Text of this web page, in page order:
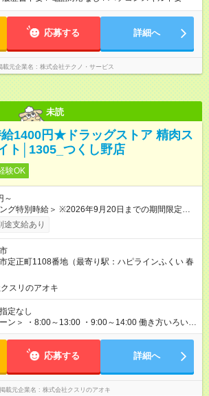
応募する 詳細へ
載元企業名 株式会社テクノ・サービス
未読
1400円★ドラッグストア 精肉ス
ト│1305_つくし野店
験OK
～
グ特別時給＞ ※2026年9月20日までの期間限定特
時給1400円 ※2026年9月21日～通常時給
1053円 ※日祝は時給100円ＵＰ！ 22時
訳 手当60円＋調整手当40円） ※2026年9月21日～
件に対応できる方時給UP★ 8:00～17:00＋247円
舗へのヘルプが可能な方 【試用期間】試用
途支給あり
定正町1108番地（最寄り駅：ハピラインふくい 春
スリのアオキ
定なし
ン＞ ・8:00～13:00 ・9:00～14:00 働き方いろいろ
～の勤務も大丈夫！ ※1日の実働時間が法定労働時
応募する 詳細へ
掲載元企業名 株式会社クスリのアオキ